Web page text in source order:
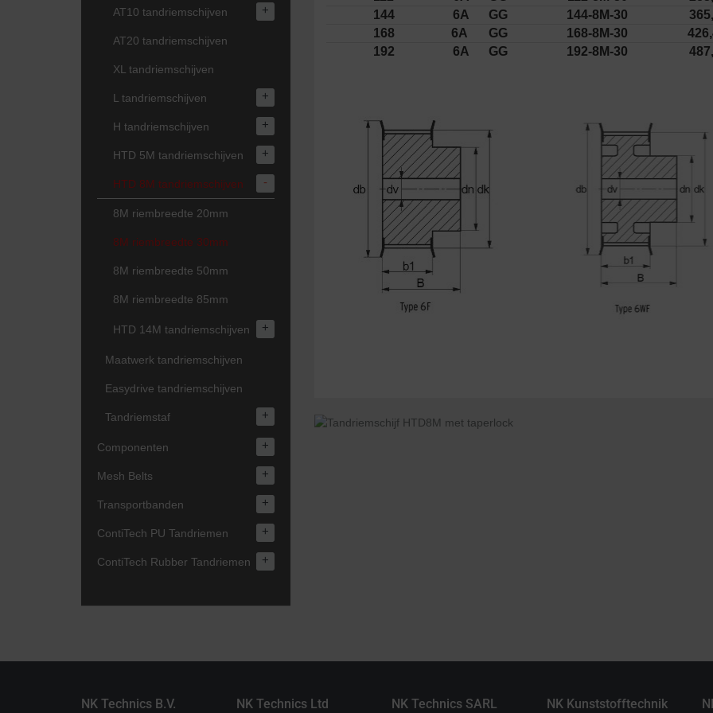
144
6A GG 144-8M-30
168
6A GG 168-8M-30
192
6A GG 192-8M-30
AT10 tandriemschijven +
AT20 tandriemschijven
XL tandriemschijven
L tandriemschijven +
H tandriemschijven +
HTD 5M tandriemschijven +
HTD 8M tandriemschijven -
8M riembreedte 20mm
8M riembreedte 30mm
8M riembreedte 50mm
8M riembreedte 85mm
HTD 14M tandriemschijven +
Maatwerk tandriemschijven
Easydrive tandriemschijven
Tandriemstaf +
Componenten +
Mesh Belts +
Transportbanden +
ContiTech PU Tandriemen +
ContiTech Rubber Tandriemen +
NK Technics B.V. NK Technics Ltd NK Technics SARL NK Kunststofftechnik